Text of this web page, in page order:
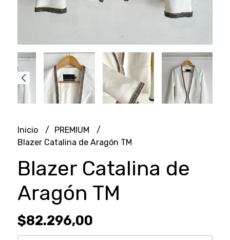
Inicio
PREMIUM
Blazer Catalina de Aragón TM
Blazer Catalina de
Aragón TM
$82.296,00